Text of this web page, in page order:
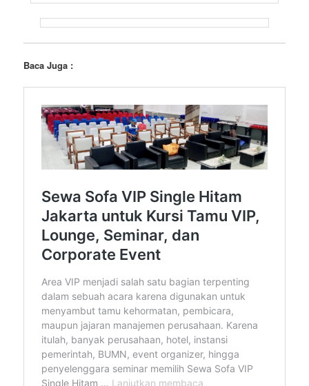
Baca Juga :